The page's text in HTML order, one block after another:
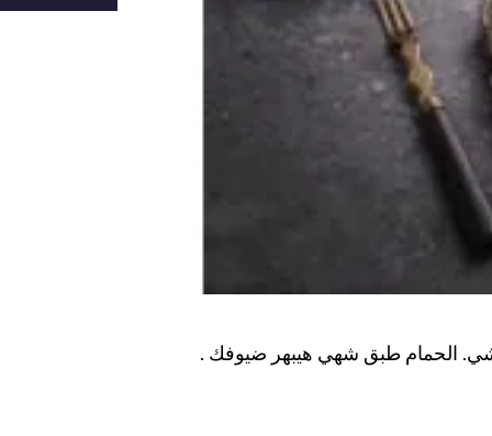
الحمام طبق شهي هيبهر ضيوفك .